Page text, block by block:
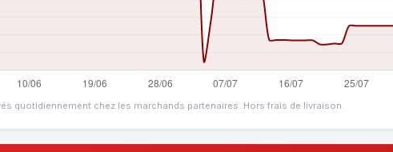
quotidiennement chez les marchands partenaires. Hors frais de livraison.